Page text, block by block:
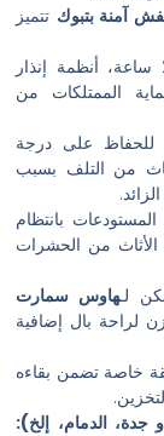
تتميز
إنذار
من
درجة
بسبب
بقاءه
إلخ):